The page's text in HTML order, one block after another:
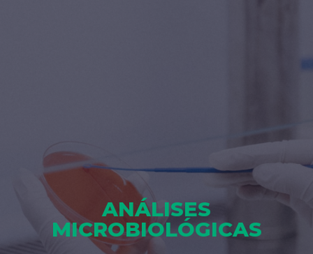
ANÁLISES
MICROBIOLÓGICAS